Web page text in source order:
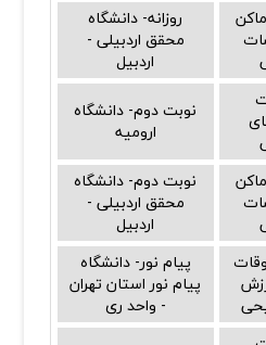
روزانه- دانشگاه
محقق اردبیلی -
اردبیل
نوبت دوم- دانشگاه
ارومیه
نوبت دوم- دانشگاه
محقق اردبیلی -
اردبیل
پیام نور- دانشگاه
پیام نور استان تهران
- واحد ری